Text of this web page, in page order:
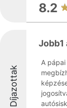
8.2
Díjazottak
Jobb1
A